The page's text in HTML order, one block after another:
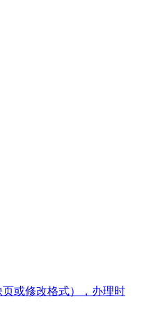
或修改格式），办理时